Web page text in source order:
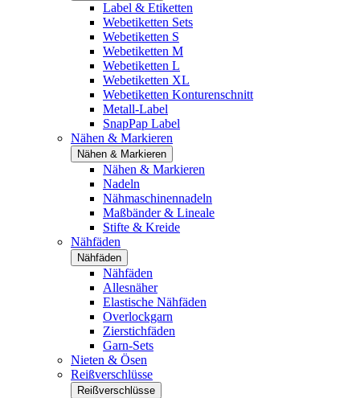
Label & Etiketten
Webetiketten Sets
Webetiketten S
Webetiketten M
Webetiketten L
Webetiketten XL
Webetiketten Konturenschnitt
Metall-Label
SnapPap Label
Nähen & Markieren
Nähen & Markieren
Nähen & Markieren
Nadeln
Nähmaschinennadeln
Maßbänder & Lineale
Stifte & Kreide
Nähfäden
Nähfäden
Nähfäden
Allesnäher
Elastische Nähfäden
Overlockgarn
Zierstichfäden
Garn-Sets
Nieten & Ösen
Reißverschlüsse
Reißverschlüsse